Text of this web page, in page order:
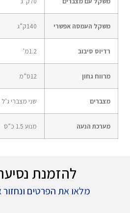
משקל העמסה אפשרי 140ק”ג
רדיוס סיבוב 1.2מ’
מרווח גחון 12ס”מ
מצברים שני מצברי ג’ל 12V / 35AH
מערכת הנעה מנוע 1.5 כ”ס
להזמנת
מלאו את הפרטים